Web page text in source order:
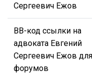
Сергеевич Ежов
BB-код ссылки на
адвоката Евгений
Сергеевич Ежов для
форумов